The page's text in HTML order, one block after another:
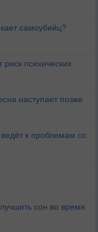
самоубийц?
психических
наступает позже
к проблемам со
сон во время